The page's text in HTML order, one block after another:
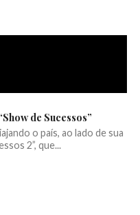
de Sucessos”
o país, ao lado de sua
2”, que...